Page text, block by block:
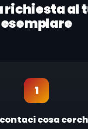
richiesta al
esemplare
1
cosa